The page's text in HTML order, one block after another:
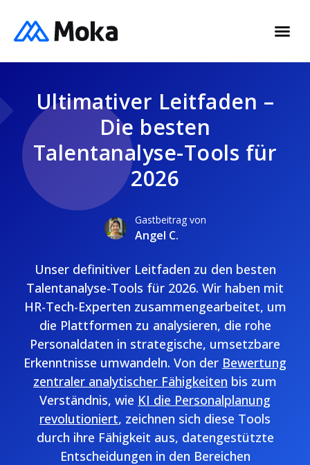
Ultimativer Leitfaden –
Die besten
Talentanalyse-Tools für
2026
Gastbeitrag von
Angel C.
Unser definitiver Leitfaden zu den besten
Talentanalyse-Tools für 2026. Wir haben mit
HR-Tech-Experten zusammengearbeitet, um
die Plattformen zu analysieren, die rohe
Personaldaten in strategische, umsetzbare
Erkenntnisse umwandeln. Von der Bewertung
zentraler analytischer Fähigkeiten bis zum
Verständnis, wie KI die Personalplanung
revolutioniert, zeichnen sich diese Tools
durch ihre Fähigkeit aus, datengestützte
Entscheidungen in den Bereichen